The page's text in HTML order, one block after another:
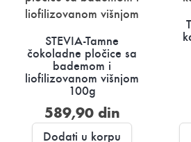
STEVIA-Tamne
čokoladne pločice sa
bademom i
liofilizovanom višnjom
100g
589,90 din
Dodati u korpu